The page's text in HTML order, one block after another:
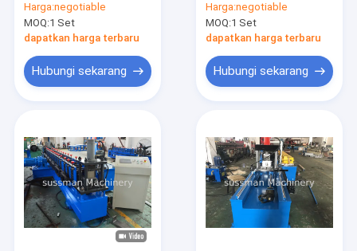
Forming Machine
Dengan 16 Stasiun
Rol
Harga:negotiable
MOQ:1 Set
dapatkan harga terbaru
Hubungi sekarang
Harga:negotiable
MOQ:1 Set
dapatkan harga terbaru
Hubungi sekarang